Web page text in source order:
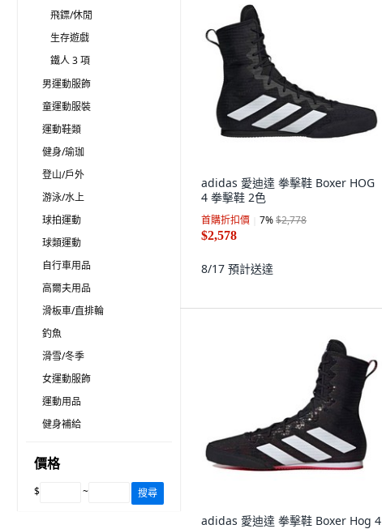
飛鏢/休閒
生存遊戲
鐵人 3 項
男運動服飾
童運動服裝
運動鞋類
健身/瑜珈
登山/戶外
游泳/水上
球拍運動
球類運動
自行車用品
高爾夫用品
滑板車/直排輪
釣魚
滑雪/冬季
女運動服飾
運動用品
健身補給
價格
$ ~ 搜尋
adidas 愛迪達 拳擊鞋 Boxer HOG
4 拳擊鞋 2色
首購折扣價 7%$2,778
$2,578
8/17 預計送達
adidas 愛迪達 拳擊鞋 Boxer Hog 4